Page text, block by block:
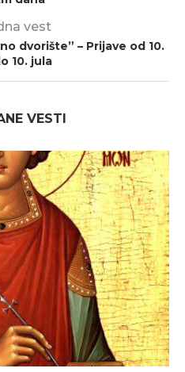
vest
dvorište” – Prijave od 10.
10. jula
VESTI